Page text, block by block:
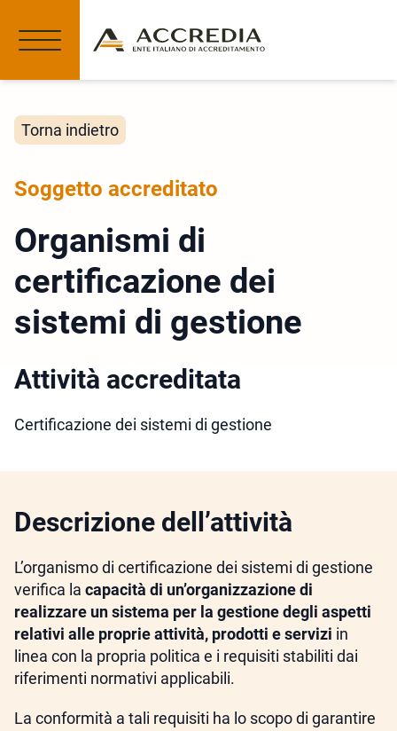
Torna indietro
Soggetto accreditato
Organismi di
certificazione dei
sistemi di gestione
Attività accreditata
Certificazione dei sistemi di gestione
Descrizione dell’attività
L’organismo di certificazione dei sistemi di gestione
verifica la capacità di un’organizzazione di
realizzare un sistema per la gestione degli aspetti
relativi alle proprie attività, prodotti e servizi in
linea con la propria politica e i requisiti stabiliti dai
riferimenti normativi applicabili.
La conformità a tali requisiti ha lo scopo di garantire